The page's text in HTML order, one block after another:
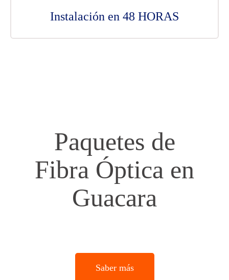
Instalación en 48 HORAS
Paquetes de
Fibra Óptica en
Guacara
Saber más